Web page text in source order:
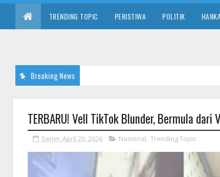
TRENDING TOPIC PERISTIWA POLITIK
Breaking News
TERBARU! Vell TikTok Blunder, Bermula
Senin, April 20, 2026 Nasional, Trending Topic